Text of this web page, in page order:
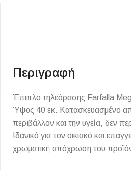
Εξωτερικού Χώρου
Τοίχου - Δαπέδου Μπάνιου
Πισίνας
Επένδυσης Τοίχου
Ψηφίδες
Περιγραφή
Έπιπλο τηλεόρασης Farfalla
Ύψος 40 εκ. Κατασκευασμένο
περιβάλλον και την υγεία, δεν
Ιδανικό για τον οικιακό και
χρωματική απόχρωση του